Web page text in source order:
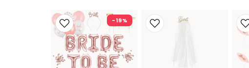
-19%